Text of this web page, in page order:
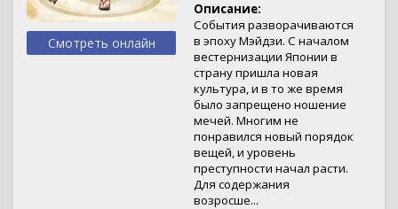
Смотреть онлайн
Описание:
События разворачиваются
в эпоху Мэйдзи. С началом
вестернизации Японии в
страну пришла новая
культура, и в то же время
было запрещено ношение
мечей. Многим не
понравился новый порядок
вещей, и уровень
преступности начал расти.
Для содержания
возросше...